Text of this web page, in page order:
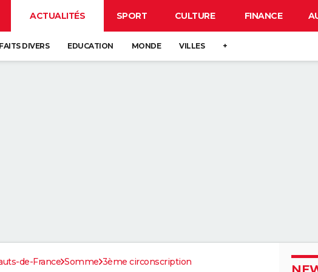
ACTUALITÉS SPORT CULTURE FINANCE
FAITS DIVERS EDUCATION MONDE VILLES +
de-France Somme 3ème circonscription